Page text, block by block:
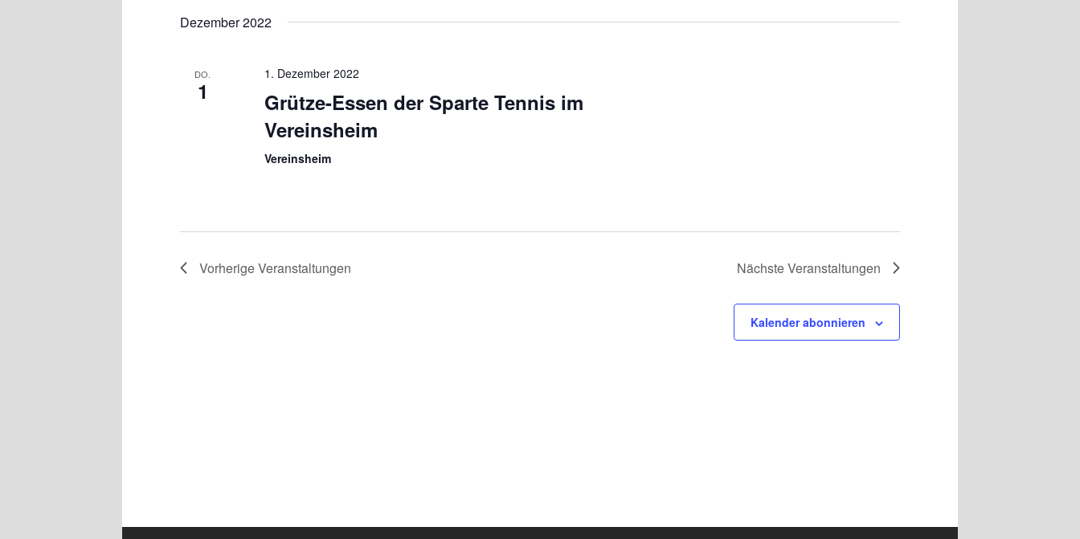
Dezember 2022
DO.
1
1. Dezember 2022
Grütze-Essen der Sparte Tennis im
Vereinsheim
Vereinsheim
VorherigeVeranstaltungen NächsteVeranstaltungen
Kalender abonnieren